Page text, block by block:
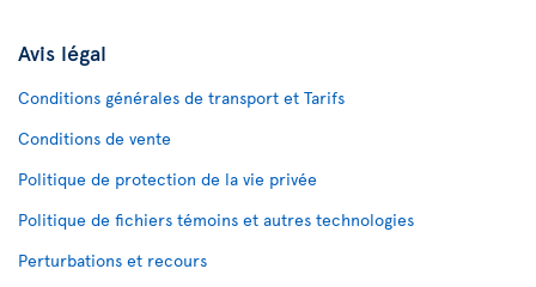
Avis légal
Conditions générales de transport et Tarifs
Conditions de vente
Politique de protection de la vie privée
Politique de fichiers témoins et autres technologies
Perturbations et recours